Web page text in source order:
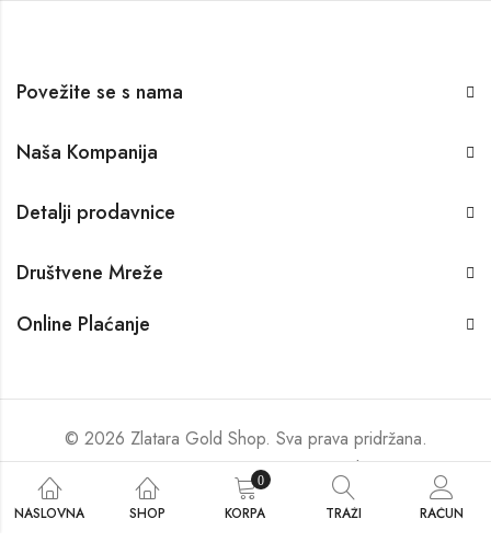
Povežite se s nama
Naša Kompanija
Detalji prodavnice
Društvene Mreže
Online Plaćanje
© 2026 Zlatara Gold Shop. Sva prava pridržana.
Izrađeno od straneZlatara Gold Shop.
NASLOVNA SHOP
0
KORPA TRAŽI RAČUN